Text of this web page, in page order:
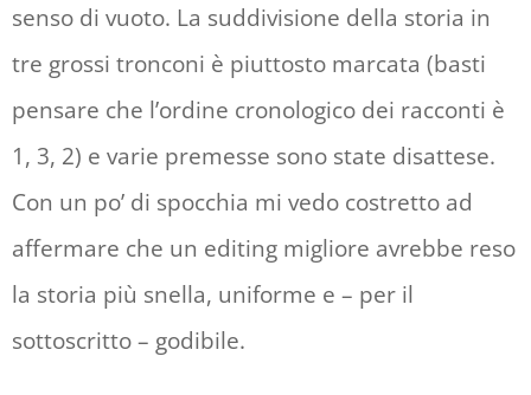
senso di vuoto. La suddivisione della storia in
tre grossi tronconi è piuttosto marcata (basti
pensare che l’ordine cronologico dei racconti è
1, 3, 2) e varie premesse sono state disattese.
Con un po’ di spocchia mi vedo costretto ad
affermare che un editing migliore avrebbe reso
la storia più snella, uniforme e – per il
sottoscritto – godibile.